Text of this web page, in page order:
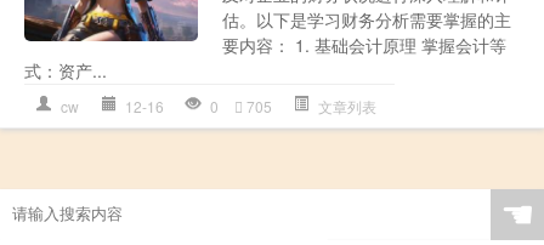
估。以下是学习财务分析需要掌握的主
要内容： 1. 基础会计原理 掌握会计等
式：资产...
cw 12-16 0 705 文章列表
☚